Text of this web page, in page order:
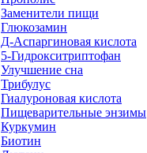
Заменители пищи
Глюкозамин
Д-Аспаргиновая кислота
5-Гидрокситриптофан
Улучшение сна
Трибулус
Гиалуроновая кислота
Пищеварительные энзимы
Куркумин
Биотин